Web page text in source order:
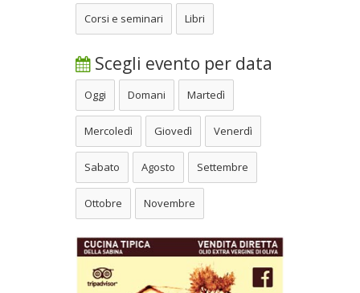
Corsi e seminari Libri
Scegli evento per data
Oggi Domani Martedì
Mercoledì Giovedì Venerdì
Sabato Agosto Settembre
Ottobre Novembre